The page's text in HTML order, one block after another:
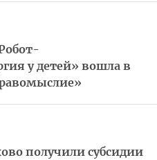
у детей» вошла в
получили субсидии